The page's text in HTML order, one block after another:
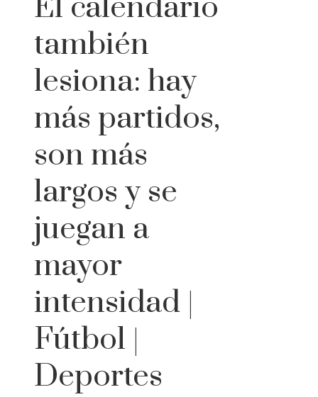
El calendario
también
lesiona: hay
más partidos,
son más
largos y se
juegan a
mayor
intensidad |
Fútbol |
Deportes